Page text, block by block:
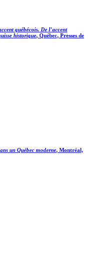
québécois. De l’accent
historique, Québec, Presses de
un Québec moderne, Montréal,